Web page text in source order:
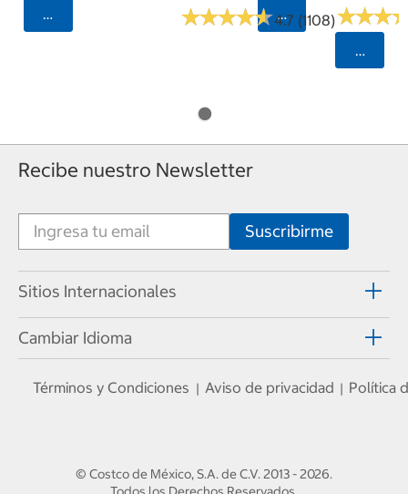
Seleccionar Código Postal
★★★★★
★★★★★4.7 (1108)
Seleccionar
★★★
★★★
Recibe nuestro Newsletter
Sitios Internacionales
Cambiar Idioma
Términos y Condiciones | Aviso de privacidad | Política
© Costco de México, S.A. de C.V.2013 - 2026.